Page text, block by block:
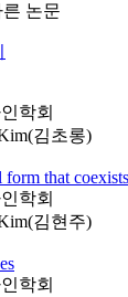
논문
학회
김초롱)
form that
학회
김현주)
학회